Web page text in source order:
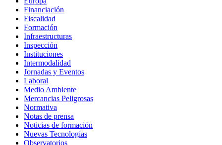
Financiación
Fiscalidad
Formación
Infraestructuras
Inspección
Instituciones
Intermodalidad
Jornadas y Eventos
Laboral
Medio Ambiente
Mercancias Peligrosas
Normativa
Notas de prensa
Noticias de formación
Nuevas Tecnologías
Observatorios